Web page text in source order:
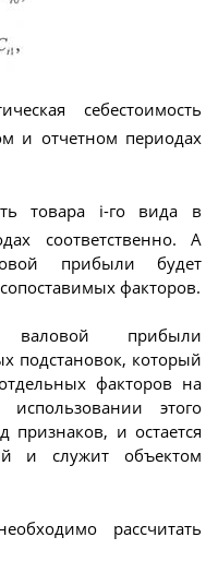
себестоимость
и отчетном периодах
товара i-го вида в
соответственно. А
прибыли будет
факторов.
прибыли
подстановок, который
факторов на
этого
признаков, и остается
и служит объектом
рассчитать